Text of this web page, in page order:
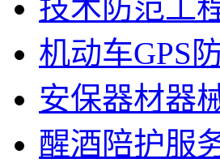
技术防范工
机动车GPS
安保器材器
醒酒陪护服